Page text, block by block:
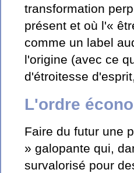
transformation
présent et où l'«
comme un label
l'origine (avec ce
d'étroitesse
L'ordre
Faire du futur une
» galopante qui,
survalorisé pour